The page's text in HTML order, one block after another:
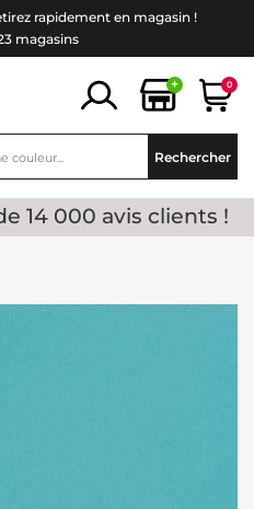
rapidement en magasin !
magasins
+ 0
Rechercher
de 14 000 avis clients !